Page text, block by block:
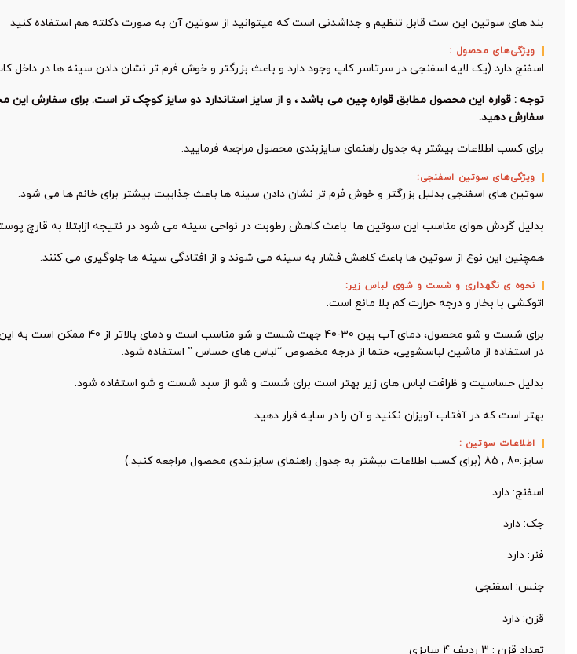
بند های سوتین این ست قابل تنظیم و جداشدنی است که میتوانید از سوتین آن به صورت دکلته هم استفاده کنید
ویژگی‌های محصول :
اسفنج دارد (یک لایه اسفنجی در سرتاسر کاپ وجود دارد و باعث بزرگتر و خوش فرم تر نشان دادن سینه ها در داخل
سفارش دهید.
برای کسب اطلاعات بیشتر به جدول راهنمای سایزبندی محصول مراجعه فرمایید.
ویژگی‌های سوتین اسفنجی:
سوتین های اسفنجی بدلیل بزرگتر و خوش فرم تر نشان دادن سینه ها باعث جذابیت بیشتر برای خانم ها می شود.
بدلیل گردش هوای مناسب این سوتین ها باعث کاهش رطوبت در نواحی سینه می شود در نتیجه ازابتلا به قارچ
همچنین این نوع از سوتین ها باعث کاهش فشار به سینه می شوند و از افتادگی سینه ها جلوگیری می کنند.
نحوه ی نگهداری و شست و شوی لباس زیر:
اتوکشی با بخار و درجه حرارت کم بلا مانع است.
برای شست و شو محصول، دمای آب بین 30-40 جهت شست و شو مناسب است و دمای بالاتر از 40 ممکن است به این محصول صدمه بزند.
در استفاده از ماشین لباسشویی، حتما از درجه مخصوص “لباس های حساس ” استفاده شود.
بدلیل حساسیت و ظرافت لباس های زیر بهتر است برای شست و شو از سبد شست و شو استفاده شود.
بهتر است که در آفتاب آویزان نکنید و آن را در سایه قرار دهید.
اطلاعات سوتین :
سایز:80 , 85 (برای کسب اطلاعات بیشتر به جدول راهنمای سایزبندی محصول مراجعه کنید.)
اسفنج: دارد
جک: دارد
فنر: دارد
جنس: اسفنجی
قزن: دارد
تعداد قزن : 3 ردیف 4 سایزی